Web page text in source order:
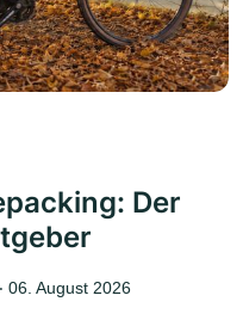
Der
‧ 06. August 2026